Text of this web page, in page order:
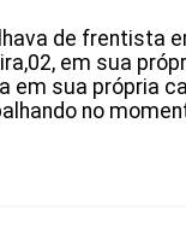
de
em sua
sua própria
no